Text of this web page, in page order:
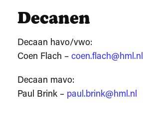
Decanen
Decaan havo/vwo:
Coen Flach – coen.flach@hml.nl
Decaan mavo:
Paul Brink – paul.brink@hml.nl